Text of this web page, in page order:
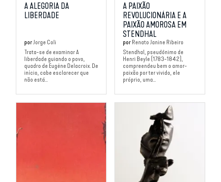
A ALEGORIA DA
LIBERDADE
por Jorge Coli
Trata-se de examinar A
liberdade guiando o povo,
quadro de Eugène Delacroix. De
início, cabe esclarecer que
não está...
A PAIXÃO
REVOLUCIONÁRIA E A
PAIXÃO AMOROSA EM
STENDHAL
por Renato Janine Ribeiro
Stendhal, pseudônimo de
Henri Beyle (1783-1842),
compreendeu bem o amor-
paixão por ter vivido, ele
próprio, uma...